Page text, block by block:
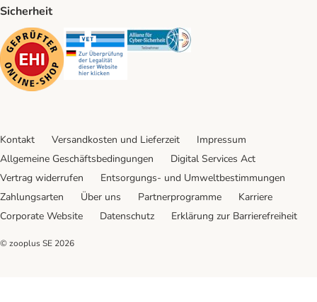
Sicherheit
Security Security Security
Kontakt Versandkosten und Lieferzeit
Impressum
Allgemeine Geschäftsbedingungen
Digital Services Act
Vertrag widerrufen
Entsorgungs- und Umweltbestimmungen
Zahlungsarten
Über uns Partnerprogramme
Karriere
Corporate Website
Datenschutz Erklärung zur Barrierefreiheit
© zooplus SE 2026